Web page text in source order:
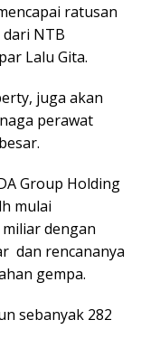
ratusan
NTB
Lalu Gita.
juga akan
perawat
Group Holding
mulai
dengan
dan rencananya
gempa.
sebanyak 282